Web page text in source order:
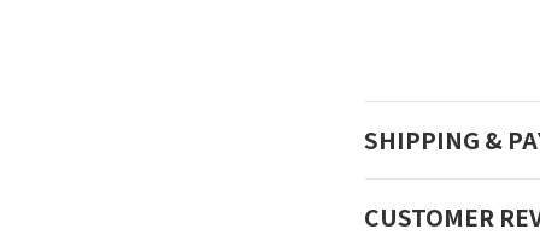
SHIPPING &
CUSTOMER